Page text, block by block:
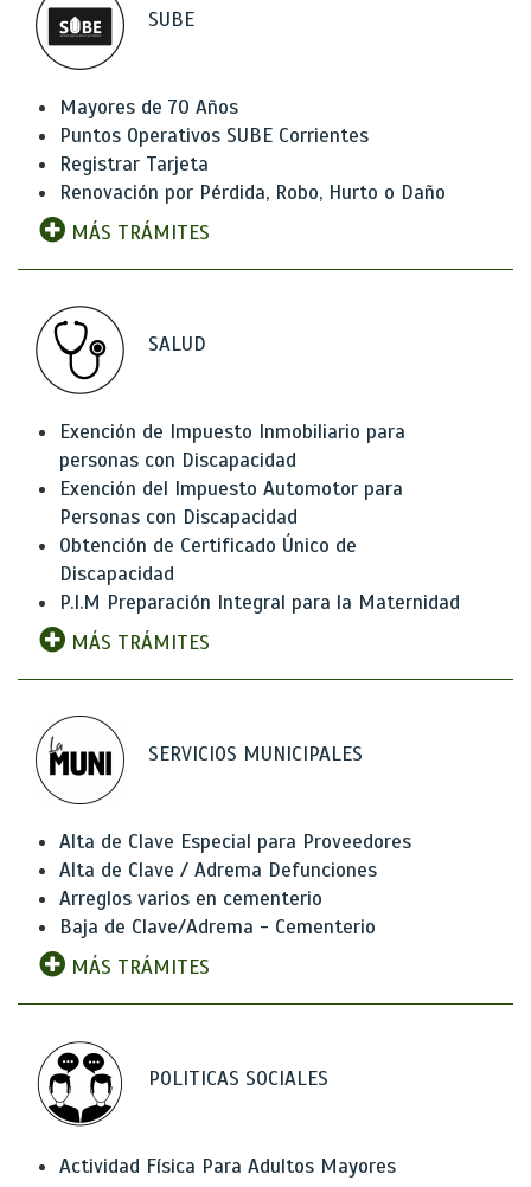
SUBE
Mayores de 70 Años
Puntos Operativos SUBE Corrientes
Registrar Tarjeta
Renovación por Pérdida, Robo, Hurto o Daño
MÁS TRÁMITES
SALUD
Exención de Impuesto Inmobiliario para
personas con Discapacidad
Exención del Impuesto Automotor para
Personas con Discapacidad
Obtención de Certificado Único de
Discapacidad
P.I.M Preparación Integral para la Maternidad
MÁS TRÁMITES
SERVICIOS MUNICIPALES
Alta de Clave Especial para Proveedores
Alta de Clave / Adrema Defunciones
Arreglos varios en cementerio
Baja de Clave/Adrema - Cementerio
MÁS TRÁMITES
POLITICAS SOCIALES
Actividad Física Para Adultos Mayores